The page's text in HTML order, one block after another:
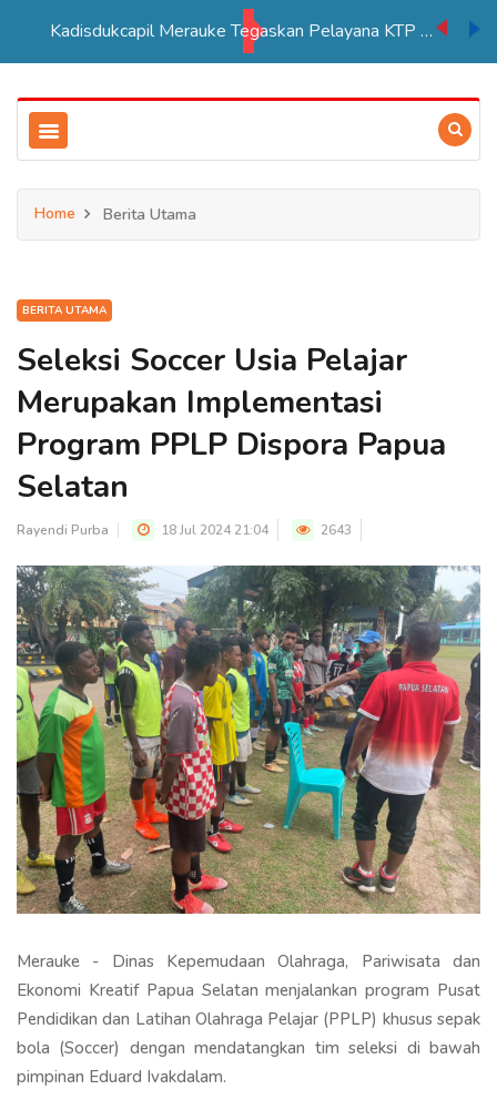
Kadisdukcapil Merauke Tegaskan Pelayana KTP Sesuai SOP
Home Berita Utama
BERITA UTAMA
Seleksi Soccer Usia Pelajar
Merupakan Implementasi
Program PPLP Dispora Papua
Selatan
Rayendi Purba 18 Jul 2024 21:04 2643
Merauke - Dinas Kepemudaan Olahraga, Pariwisata dan
Ekonomi Kreatif Papua Selatan menjalankan program Pusat
Pendidikan dan Latihan Olahraga Pelajar (PPLP) khusus sepak
bola (Soccer) dengan mendatangkan tim seleksi di bawah
pimpinan Eduard Ivakdalam.